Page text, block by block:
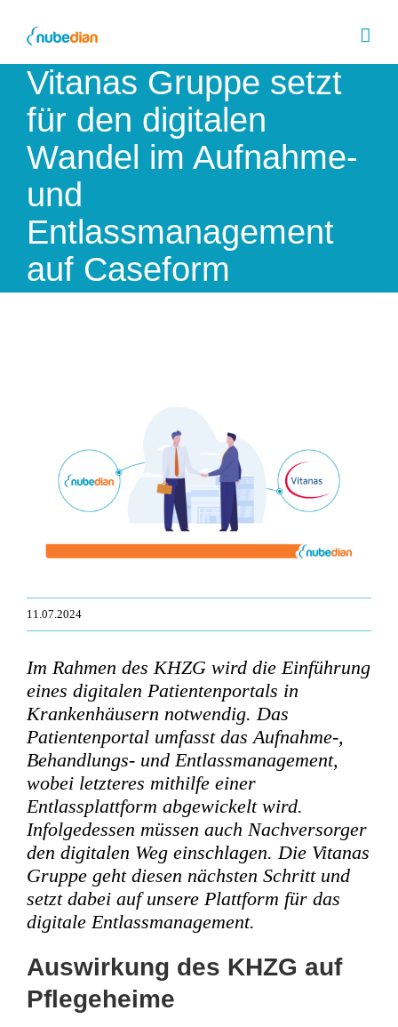
Vitanas Gruppe setzt
für den digitalen
Wandel im Aufnahme-
und
Entlassmanagement
auf Caseform
11.07.2024
Im Rahmen des KHZG wird die Einführung
eines digitalen Patientenportals in
Krankenhäusern notwendig. Das
Patientenportal umfasst das Aufnahme-,
Behandlungs- und Entlassmanagement,
wobei letzteres mithilfe einer
Entlassplattform abgewickelt wird.
Infolgedessen müssen auch Nachversorger
den digitalen Weg einschlagen. Die Vitanas
Gruppe geht diesen nächsten Schritt und
setzt dabei auf unsere Plattform für das
digitale Entlassmanagement.
Auswirkung des KHZG auf
Pflegeheime